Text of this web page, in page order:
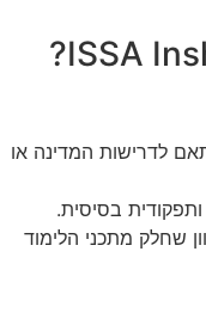
16-18, בהתאם לדרישות המדינה או
בסיסית.
שחלק מתכני הלימוד